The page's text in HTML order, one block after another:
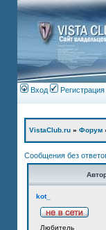
Вход Регистрация
VistaClub.ru » Форум
Сообщения без
kot_
Любитель